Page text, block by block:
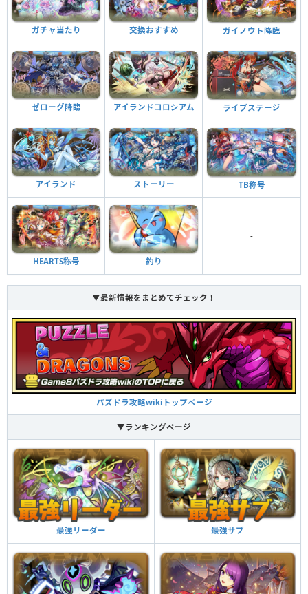
ガチャ当たり 交換おすすめ ガイノウト降臨
ゼローグ降臨 アイランドコロシアム ライブステージ
アイランド ストーリー TB称号
HEARTS称号 釣り
-
▼最新情報をまとめてチェック！
パズドラ攻略wikiトップページ
▼ランキングページ
最強リーダー 最強サブ